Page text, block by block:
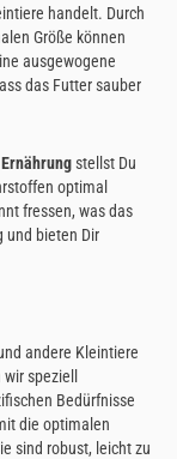
handelt. Durch
Größe können
ausgewogene
das Futter sauber
stellst Du
optimal
fressen, was das
und bieten Dir
andere Kleintiere
speziell
Bedürfnisse
die optimalen
sind robust, leicht zu